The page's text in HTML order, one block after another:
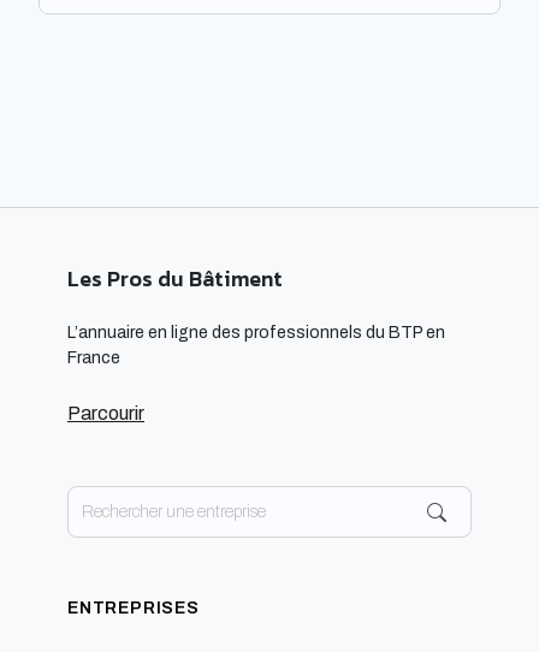
l’adoption de cette approche, en développant des
Les Pros du Bâtiment
L’annuaire en ligne des professionnels du BTP en
France
Parcourir
ENTREPRISES